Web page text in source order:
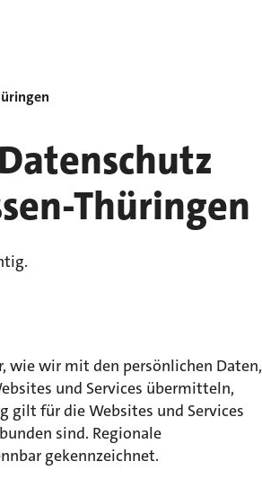
Thüringen
wie wir mit den persönlichen Daten,
und Services übermitteln,
gilt für die Websites und Services
sind. Regionale
gekennzeichnet.